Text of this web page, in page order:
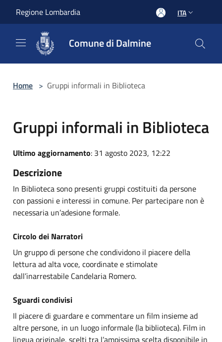
Regione Lombardia ITA
Comune di Dalmine
Home > Gruppi informali in Biblioteca
Gruppi informali in Biblioteca
Ultimo aggiornamento: 31 agosto 2023, 12:22
Descrizione
In Biblioteca sono presenti gruppi costituiti da persone
con passioni e interessi in comune. Per partecipare non è
necessaria un’adesione formale.
Circolo dei Narratori
Un gruppo di persone che condividono il piacere della
lettura ad alta voce, coordinate e stimolate
dall’inarrestabile Candelaria Romero.
Sguardi condivisi
Il piacere di guardare e commentare un film insieme ad
altre persone, in un luogo informale (la biblioteca). Film in
lingua originale, scelti tra l’ampissima scelta disponibile in